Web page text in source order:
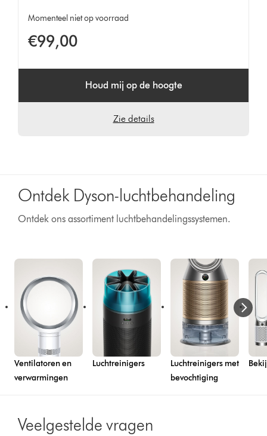
Momenteel niet op voorraad
€99,00
Houd mij op de hoogte
Zie details
Ontdek Dyson-luchtbehandeling
Ontdek ons assortiment luchtbehandelingssystemen.
Ventilatoren en
verwarmingen
Luchtreinigers
Luchtreinigers met
bevochtiging
Veelgestelde vragen